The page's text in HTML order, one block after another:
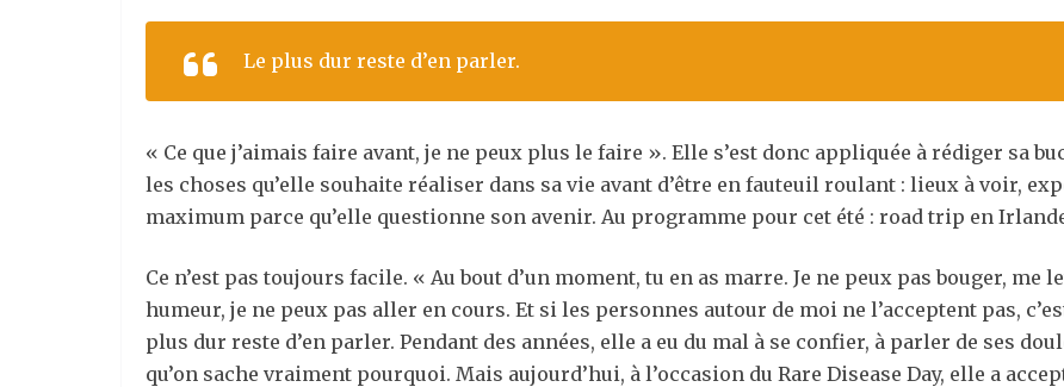
Le plus dur reste d’en parler.
« Ce que j’aimais faire avant, je ne peux plus le faire ». Elle s’est donc appliquée à rédiger sa
les choses qu’elle souhaite réaliser dans sa vie avant d’être en fauteuil roulant : lieux à voir,
maximum parce qu’elle questionne son avenir. Au programme pour cet été : road trip en
Ce n’est pas toujours facile. « Au bout d’un moment, tu en as marre. Je ne peux pas bouger, me
humeur, je ne peux pas aller en cours. Et si les personnes autour de moi ne l’acceptent pas,
plus dur reste d’en parler. Pendant des années, elle a eu du mal à se confier, à parler de ses
qu’on sache vraiment pourquoi. Mais aujourd’hui, à l’occasion du Rare Disease Day, elle a